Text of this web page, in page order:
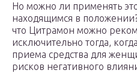
Но можно ли применять
находящимся в
что Цитрамон можно
исключительно тогда,
приема средства для
рисков негативного